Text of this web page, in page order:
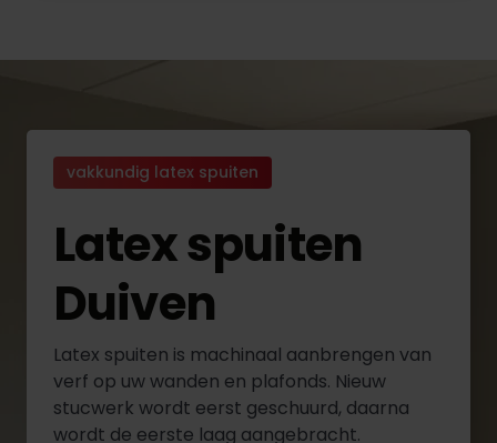
vakkundig latex spuiten
Latex spuiten
Duiven
Latex spuiten is machinaal aanbrengen van
verf op uw wanden en plafonds. Nieuw
stucwerk wordt eerst geschuurd, daarna
wordt de eerste laag aangebracht.